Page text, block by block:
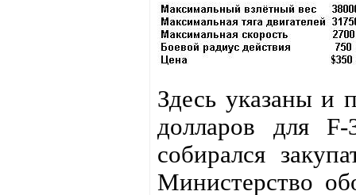
Здесь указаны и
долларов для
собирался
Министерство